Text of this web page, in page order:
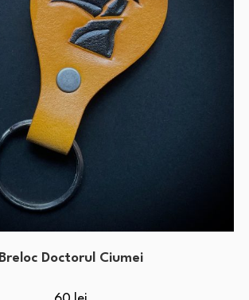
Breloc Doctorul Ciumei